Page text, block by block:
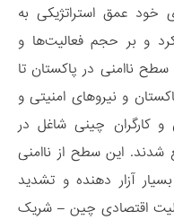
خود عمق استراتژیکی به
و بر حجم فعالیت‌ها و
ناامنی در پاکستان تا
و نیروهای امنیتی و
کارگران چینی شاغل در
شدند. این سطح از ناامنی
آزار دهنده و تشدید
اقتصادی چین – شریک